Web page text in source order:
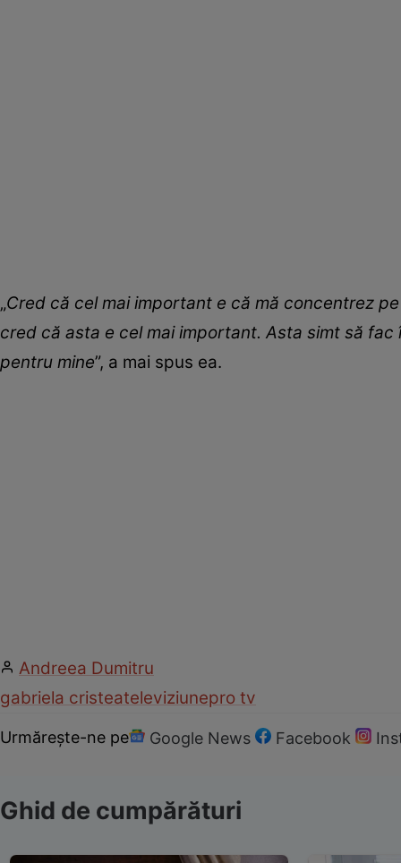
„Cred că cel mai important e că mă concentrez
cred că asta e cel mai important. Asta simt să
pentru mine”, a mai spus ea.
Andreea Dumitru
gabriela cristeateleviziunepro tv
Urmărește-ne pe Google News Facebook
Ghid de cumpărături